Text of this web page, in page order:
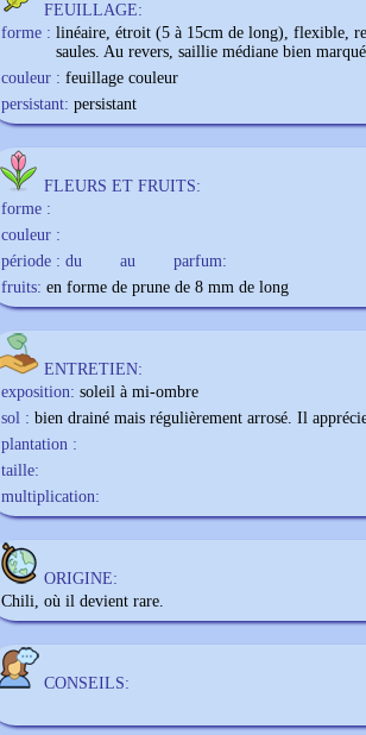
FEUILLAGE:
forme : linéaire, étroit (5 à 15cm de long), flexible,
saules. Au revers, saillie médiane bien
couleur : feuillage couleur
persistant: persistant
FLEURS ET FRUITS:
forme :
couleur :
période : du
au
parfum:
fruits: en forme de prune de 8 mm de long
ENTRETIEN:
exposition: soleil à mi-ombre
sol : bien drainé mais régulièrement arrosé. Il
plantation :
taille:
multiplication:
ORIGINE:
Chili, où il devient rare.
CONSEILS: